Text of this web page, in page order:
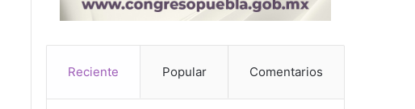
Reciente Popular Comentarios